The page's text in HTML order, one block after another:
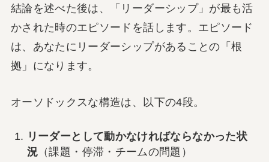
結論を述べた後は、「リーダーシップ」が最も活
かされた時のエピソードを話します。エピソード
は、あなたにリーダーシップがあることの「根
拠」になります。
オーソドックスな構造は、以下の4段。
リーダーとして動かなければならなかった状
況 （課題・停滞・チームの問題）